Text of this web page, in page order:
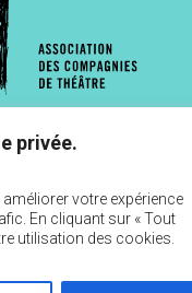
privée.
votre expérience
En cliquant sur « Tout
utilisation des cookies.